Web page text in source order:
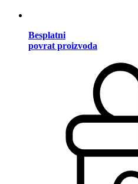
Besplatni
povrat proizvoda